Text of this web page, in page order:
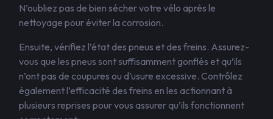
N’oubliez pas de bien sécher votre vélo après le
nettoyage pour éviter la corrosion.
Ensuite, vérifiez l’état des pneus et des freins. Assurez-
vous que les pneus sont suffisamment gonflés et qu’ils
n’ont pas de coupures ou d’usure excessive. Contrôlez
également l’efficacité des freins en les actionnant à
plusieurs reprises pour vous assurer qu’ils fonctionnent